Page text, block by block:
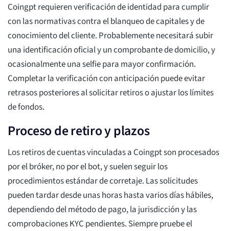
Coingpt requieren verificación de identidad para cumplir
con las normativas contra el blanqueo de capitales y de
conocimiento del cliente. Probablemente necesitará subir
una identificación oficial y un comprobante de domicilio, y
ocasionalmente una selfie para mayor confirmación.
Completar la verificación con anticipación puede evitar
retrasos posteriores al solicitar retiros o ajustar los límites
de fondos.
Proceso de retiro y plazos
Los retiros de cuentas vinculadas a Coingpt son procesados
por el bróker, no por el bot, y suelen seguir los
procedimientos estándar de corretaje. Las solicitudes
pueden tardar desde unas horas hasta varios días hábiles,
dependiendo del método de pago, la jurisdicción y las
comprobaciones KYC pendientes. Siempre pruebe el